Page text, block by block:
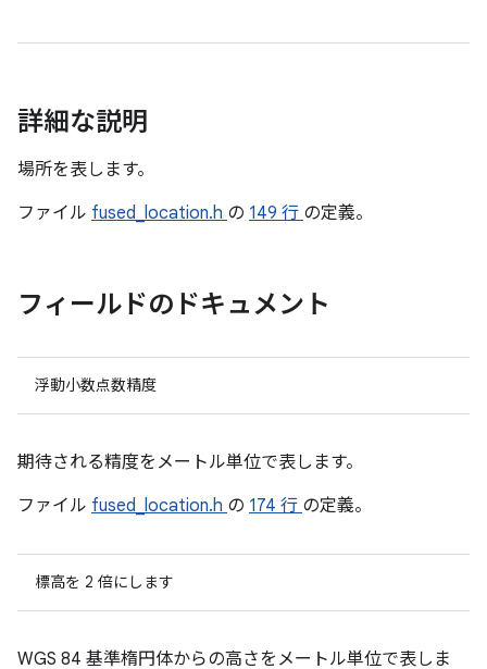
詳細な説明
場所を表します。
ファイル fused_location.h の 149 行 の定義。
フィールドのドキュメント
浮動小数点数精度
期待される精度をメートル単位で表します。
ファイル fused_location.h の 174 行 の定義。
標高を 2 倍にします
WGS 84 基準楕円体からの高さをメートル単位で表しま